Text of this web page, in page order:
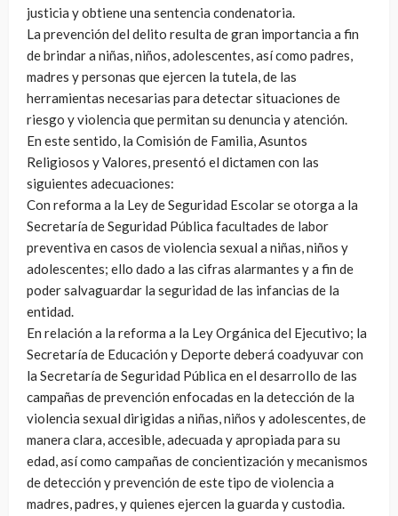
justicia y obtiene una sentencia condenatoria.
La prevención del delito resulta de gran importancia a fin
de brindar a niñas, niños, adolescentes, así como padres,
madres y personas que ejercen la tutela, de las
herramientas necesarias para detectar situaciones de
riesgo y violencia que permitan su denuncia y atención.
En este sentido, la Comisión de Familia, Asuntos
Religiosos y Valores, presentó el dictamen con las
siguientes adecuaciones:
Con reforma a la Ley de Seguridad Escolar se otorga a la
Secretaría de Seguridad Pública facultades de labor
preventiva en casos de violencia sexual a niñas, niños y
adolescentes; ello dado a las cifras alarmantes y a fin de
poder salvaguardar la seguridad de las infancias de la
entidad.
En relación a la reforma a la Ley Orgánica del Ejecutivo; la
Secretaría de Educación y Deporte deberá coadyuvar con
la Secretaría de Seguridad Pública en el desarrollo de las
campañas de prevención enfocadas en la detección de la
violencia sexual dirigidas a niñas, niños y adolescentes, de
manera clara, accesible, adecuada y apropiada para su
edad, así como campañas de concientización y mecanismos
de detección y prevención de este tipo de violencia a
madres, padres, y quienes ejercen la guarda y custodia.